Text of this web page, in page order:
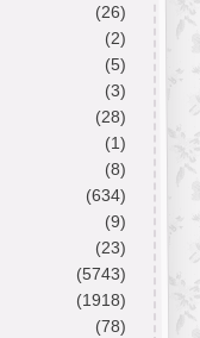
(26)
(2)
(5)
(3)
(28)
(1)
(8)
(634)
(9)
(23)
(5743)
(1918)
(78)